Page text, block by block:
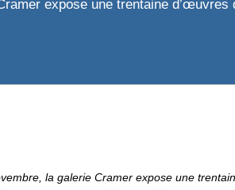
expose une trentaine d’œuvres
la galerie Cramer expose une